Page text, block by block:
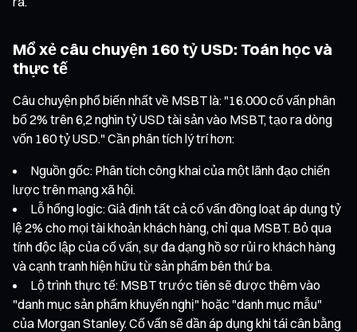
Mổ xẻ câu chuyện 160 tỷ USD: Toán học và
thực tế
Câu chuyện phổ biến nhất về MSBT là: "16.000 cố vấn phân
bổ 2% trên 6,2 nghìn tỷ USD tài sản vào MSBT, tạo ra dòng
vốn 160 tỷ USD." Cần phân tích lý trí hơn:
Nguồn gốc: Phân tích công khai của một lãnh đạo chiến
lược trên mạng xã hội.
Lỗ hổng logic: Giả định tất cả cố vấn đồng loạt áp dụng tỷ
lệ 2% cho mọi tài khoản khách hàng, chỉ qua MSBT. Bỏ qua
tính độc lập của cố vấn, sự đa dạng hồ sơ rủi ro khách hàng
và cạnh tranh hiện hữu từ sản phẩm bên thứ ba.
Lộ trình thực tế: MSBT trước tiên sẽ được thêm vào
"danh mục sản phẩm khuyến nghị" hoặc "danh mục mẫu"
của Morgan Stanley. Cố vấn sẽ dần áp dụng khi tái cân bằng